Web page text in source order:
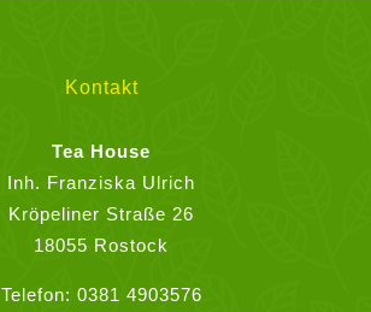
Kontakt
Tea House
Inh. Franziska Ulrich
Kröpeliner Straße 26
18055 Rostock
Telefon: 0381 4903576